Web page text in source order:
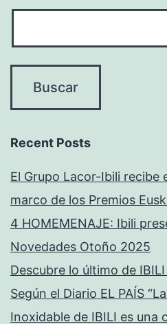
Recent Posts
El Grupo Lacor-Ibili recibe
marco de los Premios
4 HOMEMENAJE: Ibili
Novedades Otoño 2025
Descubre lo último de
Según el Diario EL PAÍS
Inoxidable de IBILI es una